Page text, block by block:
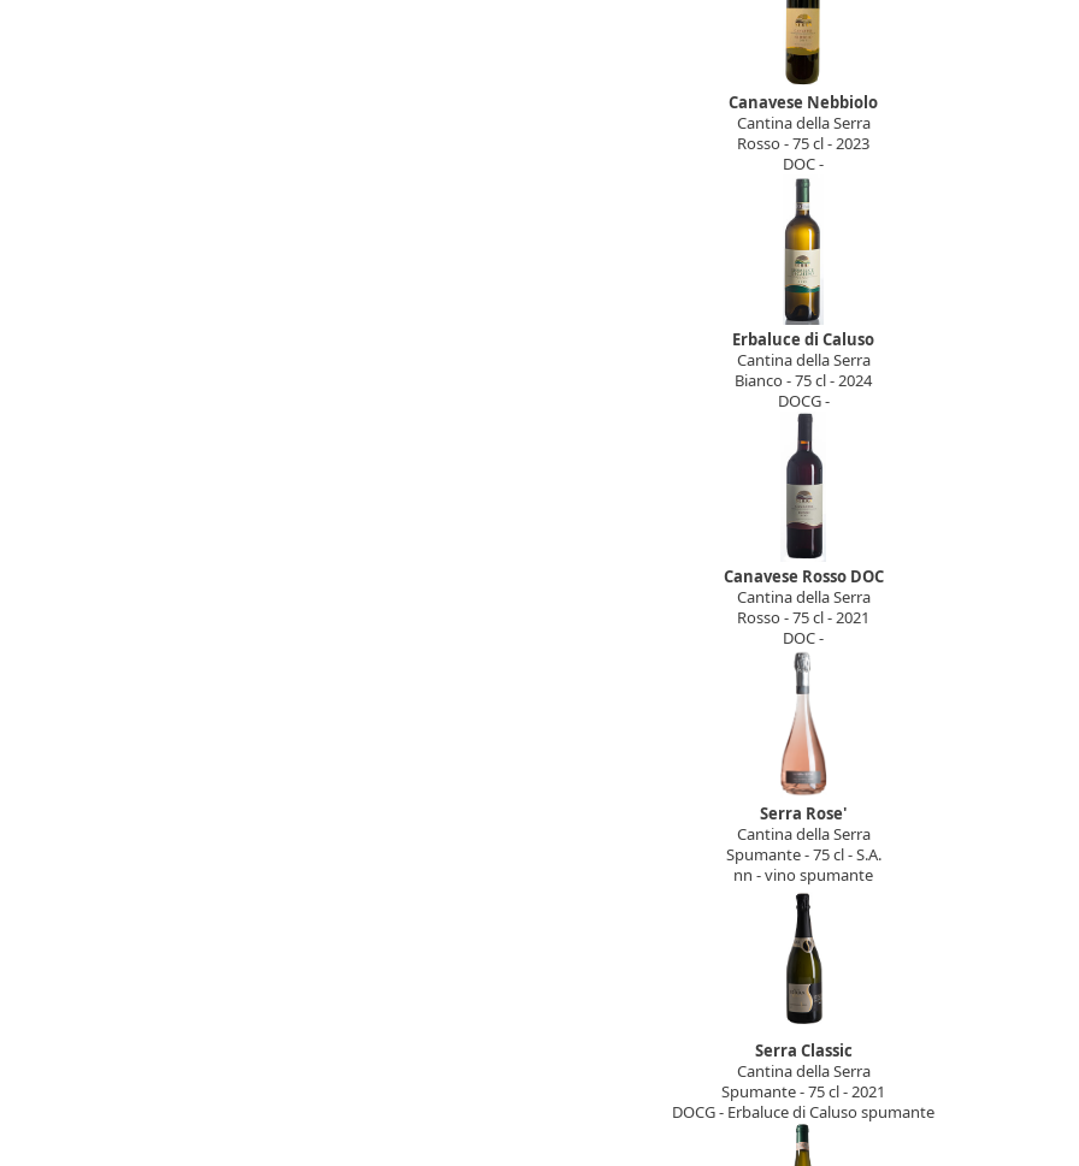
Canavese Nebbiolo
Cantina della Serra
Rosso - 75 cl - 2023
DOC -
Erbaluce di Caluso
Cantina della Serra
Bianco - 75 cl - 2024
DOCG -
Canavese Rosso DOC
Cantina della Serra
Rosso - 75 cl - 2021
DOC -
Serra Rose'
Cantina della Serra
Spumante - 75 cl - S.A.
nn - vino spumante
Serra Classic
Cantina della Serra
Spumante - 75 cl - 2021
DOCG - Erbaluce di Caluso spumante